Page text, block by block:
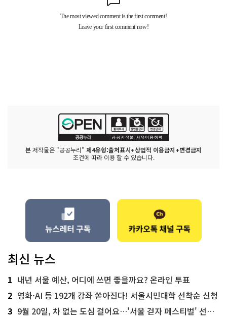
본 저작물은 "공공누리" 제4유형:출처표시+상업적 이용금지+변경금지
조건에 따라 이용 할 수 있습니다.
최신 뉴스
1 내년 서울 예산, 어디에 쓰면 좋을까요? 온라인 투표
2 영화·AI 등 192개 강좌 쏟아진다! 서울시민대학 선착순 신청
3 9월 20일, 차 없는 도심 걸어요…'서울 걷자 페스티벌' 선착순 5천명